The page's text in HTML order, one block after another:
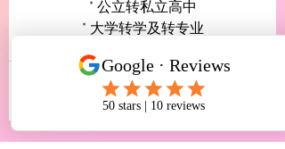
* 公立转私立高中
* 大学转学及转专业